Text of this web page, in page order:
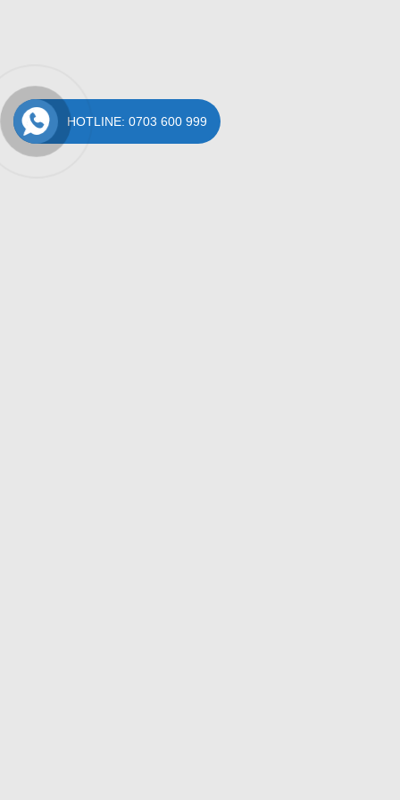
HOTLINE: 0703 600 999